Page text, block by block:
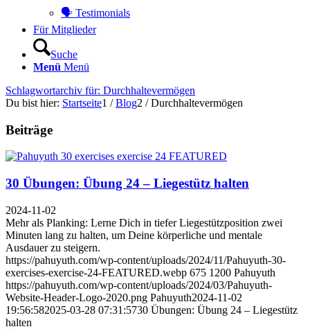
🗣️ Testimonials
Für Mitglieder
Suche
Menü Menü
Schlagwortarchiv für: Durchhaltevermögen
Du bist hier: Startseite1 / Blog2 / Durchhaltevermögen
Beiträge
30 Übungen: Übung 24 – Liegestütz halten
2024-11-02
Mehr als Planking: Lerne Dich in tiefer Liegestützposition zwei
Minuten lang zu halten, um Deine körperliche und mentale
Ausdauer zu steigern.
https://pahuyuth.com/wp-content/uploads/2024/11/Pahuyuth-30-
exercises-exercise-24-FEATURED.webp 675 1200 Pahuyuth
https://pahuyuth.com/wp-content/uploads/2024/03/Pahuyuth-
Website-Header-Logo-2020.png Pahuyuth2024-11-02
19:56:582025-03-28 07:31:5730 Übungen: Übung 24 – Liegestütz
halten